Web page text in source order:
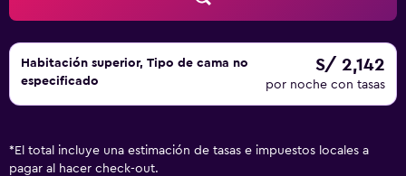
Habitación superior, Tipo de cama no
especificado
S/ 2,142
por noche con tasas
* El total incluye una estimación de tasas e impuestos locales a
pagar al hacer check-out.